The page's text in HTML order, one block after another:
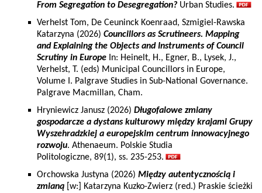
From Segregation to Desegregation? Urban Studies.
Verhelst Tom, De Ceuninck Koenraad, Szmigiel-Rawska
Katarzyna (2026) Councillors as Scrutineers. Mapping
and Explaining the Objects and Instruments of Council
Scrutiny in Europe In: Heinelt, H., Egner, B., Lysek, J.,
Verhelst, T. (eds) Municipal Councillors in Europe,
Volume I. Palgrave Studies in Sub-National Governance.
Palgrave Macmillan, Cham.
Hryniewicz Janusz (2026) Długofalowe zmiany
gospodarcze a dystans kulturowy między krajami Grupy
Wyszehradzkiej a europejskim centrum innowacyjnego
rozwoju. Athenaeum. Polskie Studia
Politologiczne, 89(1), ss. 235-253.
Orchowska Justyna (2026) Między autentycznością i
zmianą [w:] Katarzyna Kuzko-Zwierz (red.) Praskie ścieżki